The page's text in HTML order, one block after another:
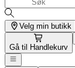
Velg min butikk
Gå til Handlekurv